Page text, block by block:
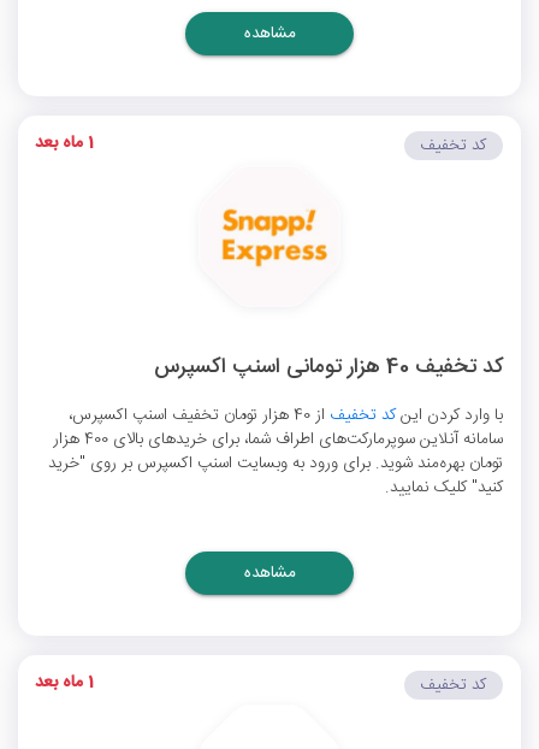
مشاهده
کد تخفیف 40 هزار تومانی اسنپ اکسپرس
با وارد کردن اینکد تخفیف
از 40 هزار تومان تخفیف اسنپ اکسپرس،
سامانه آنلاین سوپرمارکت‌های اطراف شما، برای خریدهای بالای 400 هزار
تومان بهره‌مند شوید. برای ورود به وبسایت اسنپ اکسپرس بر روی "خرید
کنید" کلیک نمایید.
کد تخفیف 1 ماه بعد
مشاهده
کد تخفیف 1 ماه بعد